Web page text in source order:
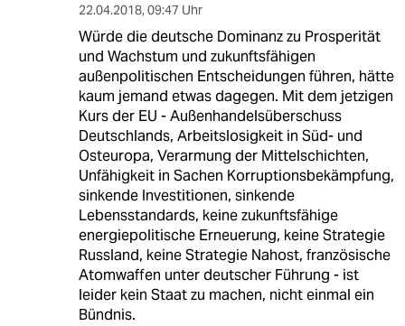
22.04.2018, 09:47 Uhr
Würde die deutsche Dominanz zu Prosperität
und Wachstum und zukunftsfähigen
außenpolitischen Entscheidungen führen, hätte
kaum jemand etwas dagegen. Mit dem jetzigen
Kurs der EU - Außenhandelsüberschuss
Deutschlands, Arbeitslosigkeit in Süd- und
Osteuropa, Verarmung der Mittelschichten,
Unfähigkeit in Sachen Korruptionsbekämpfung,
sinkende Investitionen, sinkende
Lebensstandards, keine zukunftsfähige
energiepolitische Erneuerung, keine Strategie
Russland, keine Strategie Nahost, französische
Atomwaffen unter deutscher Führung - ist
leider kein Staat zu machen, nicht einmal ein
Bündnis.